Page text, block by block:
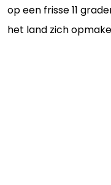
op een frisse 11
het land zich